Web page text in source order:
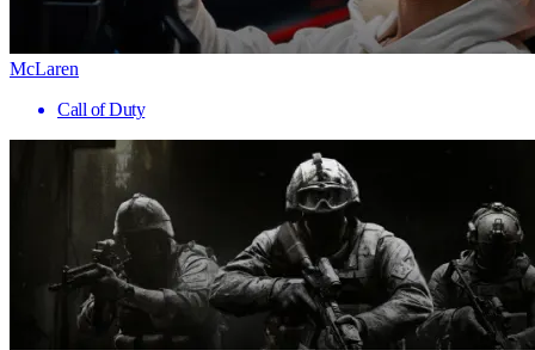
McLaren
Call of Duty